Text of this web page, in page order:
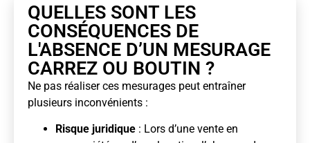
QUELLES SONT LES
CONSÉQUENCES DE
L'ABSENCE D’UN MESURAGE
CARREZ OU BOUTIN ?
Ne pas réaliser ces mesurages peut entraîner
plusieurs inconvénients :
Risque juridique : Lors d’une vente en